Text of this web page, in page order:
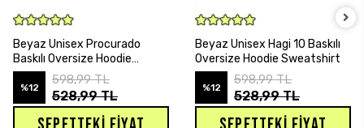
Beyaz Unisex Procurado
Baskılı Oversize Hoodie
Sweatshirt
%12
598,99 TL
528,99 TL
Beyaz Unisex Hagi 10 Baskılı
Oversize Hoodie Sweatshirt
%12
598,99 TL
528,99 TL